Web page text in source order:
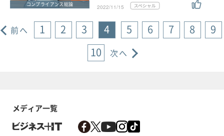
コンプライアンス総論
2022/11/15
前へ 1 2 3 4 5 6 7 8
9
10
次へ
メディア一覧